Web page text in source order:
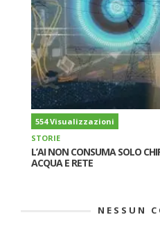
554 Visualizzazioni
STORIE
L’AI NON CONSUMA SOLO
ACQUA E RETE
NESSUN